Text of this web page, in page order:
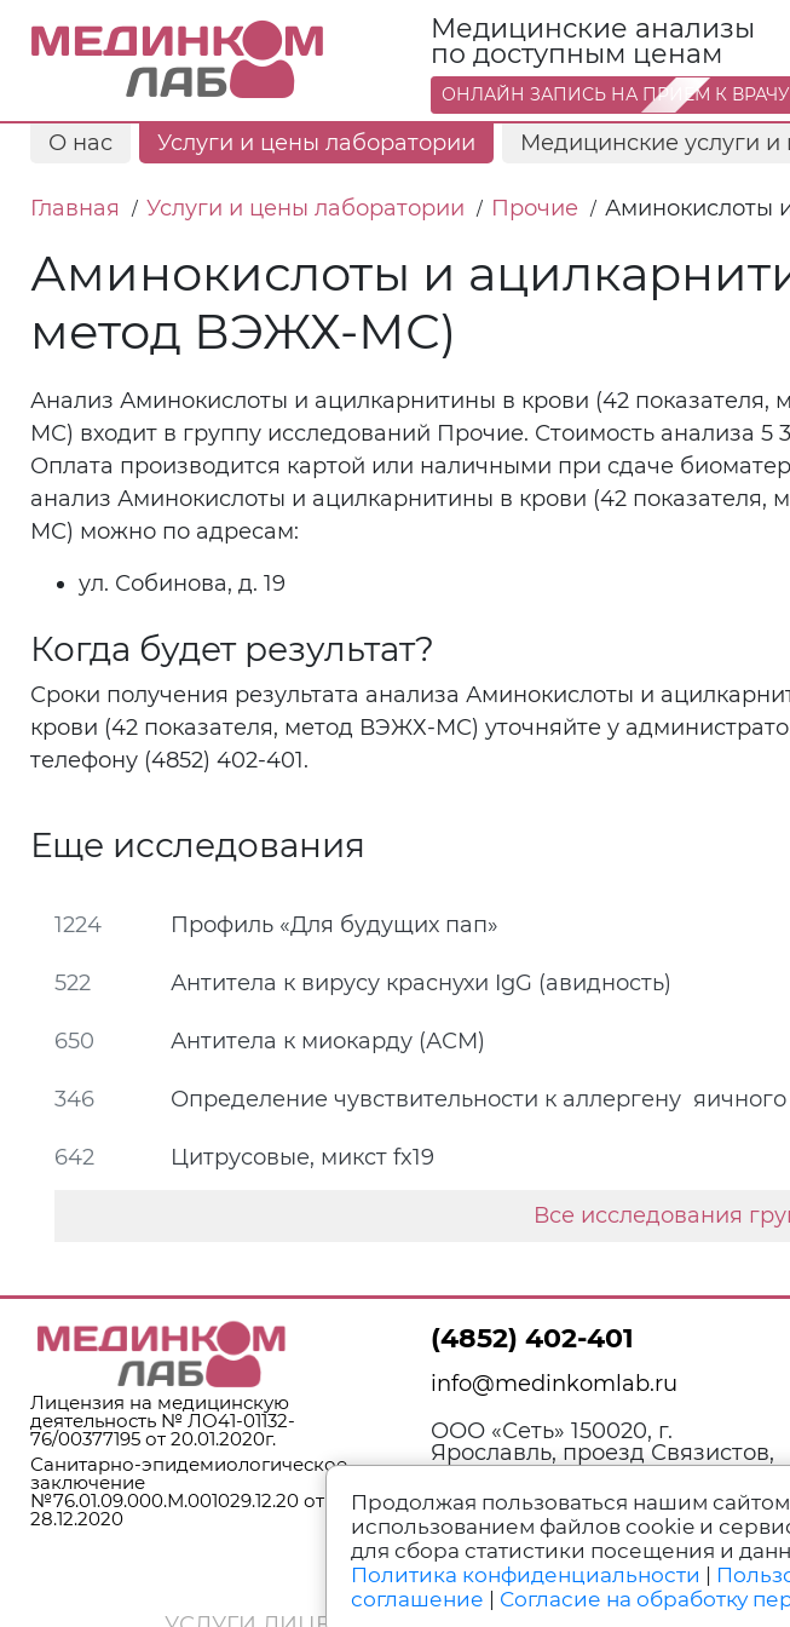
Медицинские анализы
по доступным ценам
ОНЛАЙН ЗАПИСЬ НА ПРИЕМ К ВРАЧУ
О нас Услуги и цены лаборатории Медицинские услуги и
Главная / Услуги и цены лаборатории / Прочие / Аминокислоты
Аминокислоты и
метод ВЭЖХ-МС)
Анализ Аминокислоты и ацилкарнитины в крови (42 показателя,
МС) входит в группу исследований Прочие. Стоимость анализа 5
Оплата производится картой или наличными при сдаче
анализ Аминокислоты и ацилкарнитины в крови (42 показателя,
МС) можно по адресам:
ул. Собинова, д. 19
Когда будет результат?
Сроки получения результата анализа Аминокислоты и
крови (42 показателя, метод ВЭЖХ-МС) уточняйте у
телефону (4852) 402-401.
Еще исследования
1224 Профиль «Для будущих пап»
522 Антитела к вирусу краснухи IgG (авидность)
650 Антитела к миокарду (АСМ)
346 Определение чувствительности к аллергену
642 Цитрусовые, микст fx19
Все исследования
Лицензия на медицинскую
деятельность № ЛО41-01132-
76/00377195 от 20.01.2020г.
Санитарно-эпидемиологическое
заключение
№76.01.09.000.М.001029.12.20 от
28.12.2020
(4852) 402-401
info@medinkomlab.ru
ООО «Сеть» 150020, г.
Ярославль, проезд Связистов,
д. 3, литер В
Продолжая пользоваться нашим
использованием файлов cookie и
для сбора статистики посещения и
Политика конфиденциальности
соглашение
Согласие на обработку